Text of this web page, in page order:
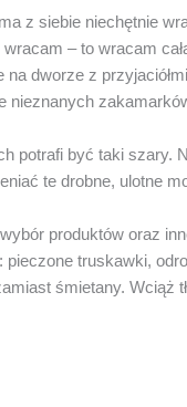
z siebie niechętnie
– to wracam
dworze z
nieznanych
potrafi być taki szary.
te drobne, ulotne
produktów oraz
: pieczone truskawki,
śmietany. Wciąż